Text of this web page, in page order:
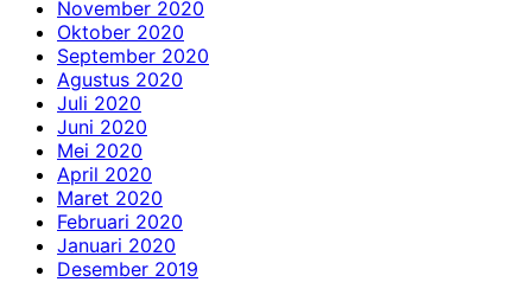
November 2020
Oktober 2020
September 2020
Agustus 2020
Juli 2020
Juni 2020
Mei 2020
April 2020
Maret 2020
Februari 2020
Januari 2020
Desember 2019